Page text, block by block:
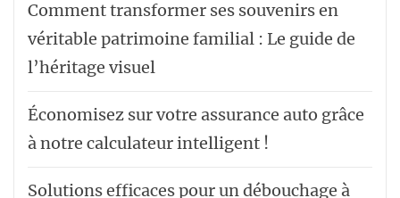
Comment transformer ses souvenirs en
véritable patrimoine familial : Le guide de
l’héritage visuel
Économisez sur votre assurance auto grâce
à notre calculateur intelligent !
Solutions efficaces pour un débouchage à